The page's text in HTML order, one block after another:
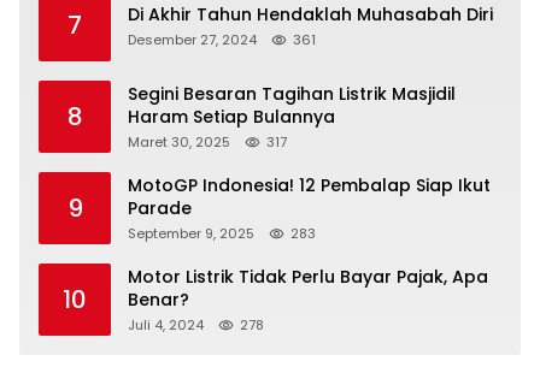
7 Di Akhir Tahun Hendaklah Muhasabah Diri
Desember 27, 2024 361
8
Segini Besaran Tagihan Listrik Masjidil
Haram Setiap Bulannya
Maret 30, 2025 317
9
MotoGP Indonesia! 12 Pembalap Siap Ikut
Parade
September 9, 2025 283
10
Motor Listrik Tidak Perlu Bayar Pajak, Apa
Benar?
Juli 4, 2024 278